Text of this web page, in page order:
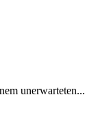
unerwarteten...